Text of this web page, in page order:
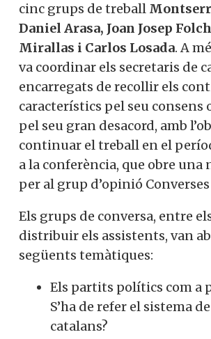
cinc grups de treball
Daniel Arasa, Joan Josep
Mirallas i Carlos Losada. A
va coordinar els secretaris de
encarregats de recollir els
característics pel seu consens
pel seu gran desacord, amb
continuar el treball en el
a la conferència, que obre una
per al grup d’opinió
Els grups de conversa, entre
distribuir els assistents, van
següents temàtiques:
Els partits polítics com a
S’ha de refer el sistema
catalans?